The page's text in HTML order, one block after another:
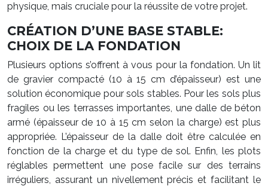
physique, mais cruciale pour la réussite de votre projet.
CRÉATION D’UNE BASE STABLE:
CHOIX DE LA FONDATION
Plusieurs options s’offrent à vous pour la fondation. Un lit
de gravier compacté (10 à 15 cm d’épaisseur) est une
solution économique pour sols stables. Pour les sols plus
fragiles ou les terrasses importantes, une dalle de béton
armé (épaisseur de 10 à 15 cm selon la charge) est plus
appropriée. L’épaisseur de la dalle doit être calculée en
fonction de la charge et du type de sol. Enfin, les plots
réglables permettent une pose facile sur des terrains
irréguliers, assurant un nivellement précis et facilitant le